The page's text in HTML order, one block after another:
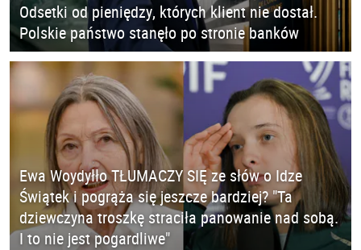
Odsetki od pieniędzy, których klient nie dostał.
Polskie państwo stanęło po stronie banków
Ewa Woydyłło TŁUMACZY SIĘ ze słów o Idze
Świątek i pogrąża się jeszcze bardziej? "Ta
dziewczyna troszkę straciła panowanie nad sobą.
I to nie jest pogardliwe"